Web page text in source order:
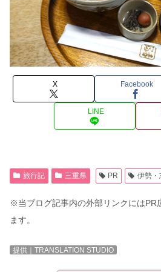
X Facebook
LINE
旅行記 三重県 PR 伊勢・
※当ブログ記事内の外部リンクにはPR
ます。
提供｜TRANSLATION STUDIO